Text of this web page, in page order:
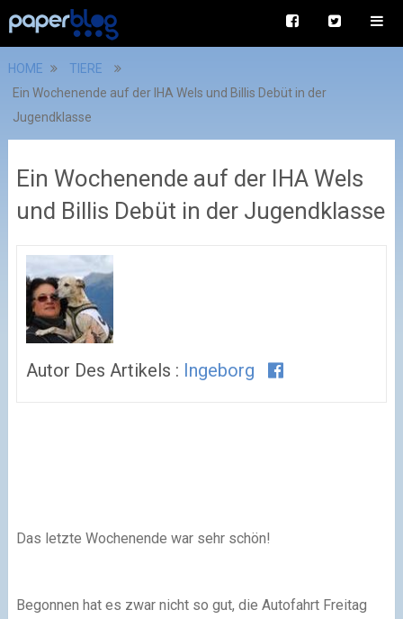
HOME
TIERE
Ein Wochenende auf der IHA Wels und Billis Debüt in der
Jugendklasse
Ein Wochenende auf der IHA Wels
und Billis Debüt in der Jugendklasse
Autor Des Artikels : Ingeborg
Das letzte Wochenende war sehr schön!
Begonnen hat es zwar nicht so gut, die Autofahrt Freitag